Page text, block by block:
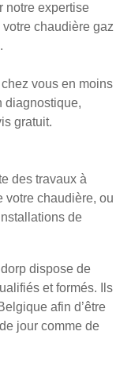
notre expertise
chaudière gaz
vous en moins
diagnostique,
gratuit.
des travaux à
votre chaudière, ou
de
dispose de
et formés. Ils
afin d’être
jour comme de